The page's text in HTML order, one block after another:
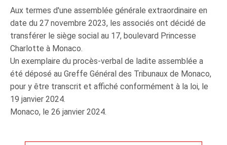
Aux termes d'une assemblée générale extraordinaire en
date du 27 novembre 2023, les associés ont décidé de
transférer le siège social au 17, boulevard Princesse
Charlotte à Monaco.
Un exemplaire du procès-verbal de ladite assemblée a
été déposé au Greffe Général des Tribunaux de Monaco,
pour y être transcrit et affiché conformément à la loi, le
19 janvier 2024.
Monaco, le 26 janvier 2024.